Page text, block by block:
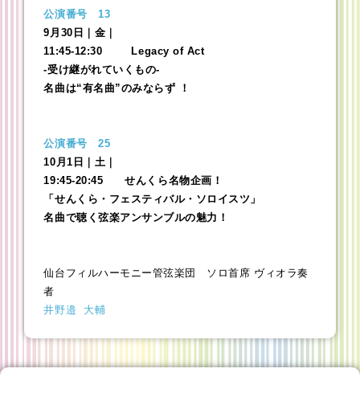
公演番号 13
9月30日｜金｜
11:45-12:30 Legacy of Act
-受け継がれていくもの-
名曲は“有名曲”のみならず ！
公演番号 25
10月1日｜土｜
19:45-20:45 せんくら名物企画！
「せんくら・フェスティバル・ソロイスツ」
名曲で聴く弦楽アンサンブルの魅力！
仙台フィルハーモニー管弦楽団 ソロ首席 ヴィオラ奏
者
井野邉 大輔